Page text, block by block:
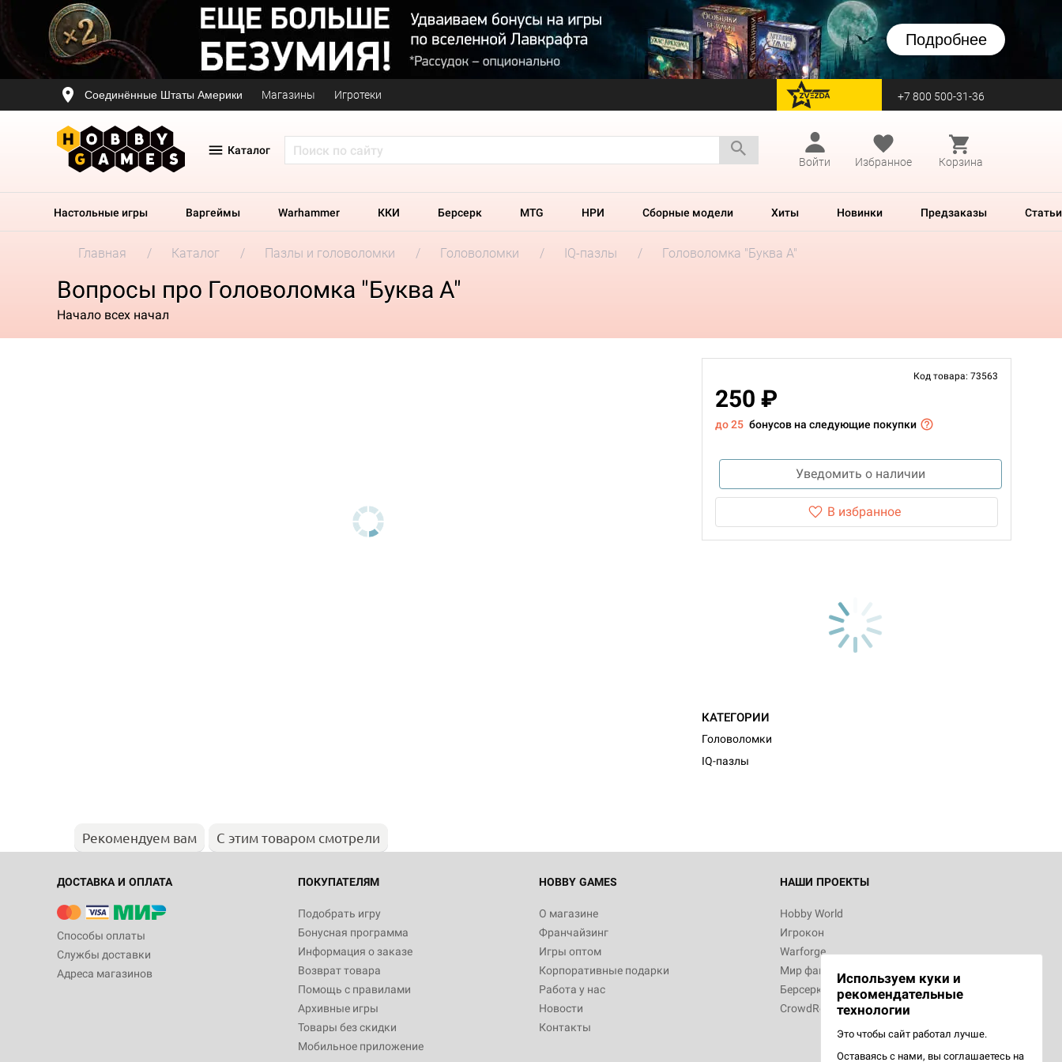
Подробнее
Соединённые Штаты Америки Магазины Игротеки перейти на Zvezda +7 800 500-31-36
Каталог
Войти
Избранное Корзина
Настольные игры Варгеймы Warhammer ККИ Берсерк MTG НРИ Сборные модели Хиты Новинки Предзаказы Статьи
Главная Каталог Пазлы и головоломки Головоломки IQ-пазлы Головоломка "Буква А"
Вопросы про Головоломка "Буква А"
Начало всех начал
Код товара: 73563
250 ₽
до 25 бонусов на следующие покупки
Уведомить о наличии
В избранное
КАТЕГОРИИ
Головоломки
IQ-пазлы
Рекомендуем вам С этим товаром смотрели
ДОСТАВКА И ОПЛАТА
Способы оплаты
Службы доставки
Адреса магазинов
ПОКУПАТЕЛЯМ
Подобрать игру
Бонусная программа
Информация о заказе
Возврат товара
Помощь с правилами
Архивные игры
Товары без скидки
Мобильное приложение
HOBBY GAMES
О магазине
Франчайзинг
Игры оптом
Корпоративные подарки
Работа у нас
Новости
Контакты
НАШИ ПРОЕКТЫ
Hobby World
Игрокон
Warforge
Мир фантастики
Берсерк
CrowdRepublic
Используем куки и
рекомендательные
технологии
Это чтобы сайт работал лучше.
Оставаясь с нами, вы соглашаетесь на